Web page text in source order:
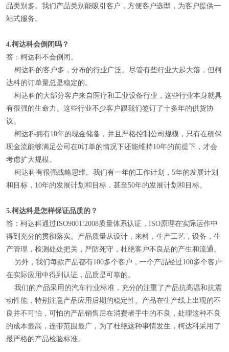
品类别多。我们产品类别能吸引客户，方便客户选型，为客户提供一
站式服务。
4.柯达科会倒闭吗？
答：柯达科不会倒闭。
柯达科的客户多，分布的行业广泛。尽管有些行业大起大落，但柯
达科的订单量总是稳定的。
柯达科的大部分客户来自医疗和工业设备行业，这些行业本身就具
有很强的生命力。这些行业不少客户跟我们签订了十多年的供货协
议。
柯达科拥有10年的现金储备，并且严格控制公司规模，只有在确保
现金流能够满足公司在0订单的情况下还能维持10年的前提下，才会
考虑扩大规模。
柯达科有很强战略思维。我们有一年的工作计划，5年的发展计划
和目标，10年的发展计划和目标，甚至50年的发展计划和目标。
5.柯达科是怎样保证品质的？
答：柯达科通过ISO9001:2008质量体系认证，ISO原理在实际运作中
得到充分的贯彻落实。产品质量从设计，来料，生产工艺，设备，生
产管理，检测处处把关，严防死守，杜绝客户不良品的产生和流通。
另外，我们每款产品都有100多个客户，一个产品经过100多个客户
在实际应用中得到认证，品质是可靠的。
我们的产品采用的汽车行业标准，充分的注重了产品抗高温和抗震
动性能，特别注意产品应用后期的稳定性。产品在生产线上出现的不
良并不可怕，可怕的产品销售后在消费者手中的不良，处理这种不良
的成本最高，连带范围最广，为了杜绝这种事情发生，柯达科采用了
最严格的产品检验标准。